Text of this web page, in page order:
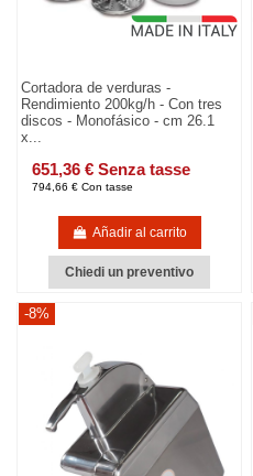
Cortadora de verduras -
Rendimiento 200kg/h - Con tres
discos - Monofásico - cm 26.1
x...
651,36 € Senza tasse
794,66 € Con tasse
Añadir al carrito
Chiedi un preventivo
-8%